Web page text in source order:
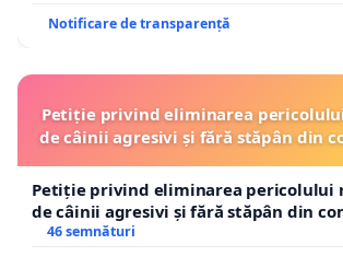
Notificare de transparență
Petiție privind eliminarea
de câinii agresivi și fără stăpân din
Petiție privind eliminarea pericolului
de câinii agresivi și fără stăpân din
46 semnături